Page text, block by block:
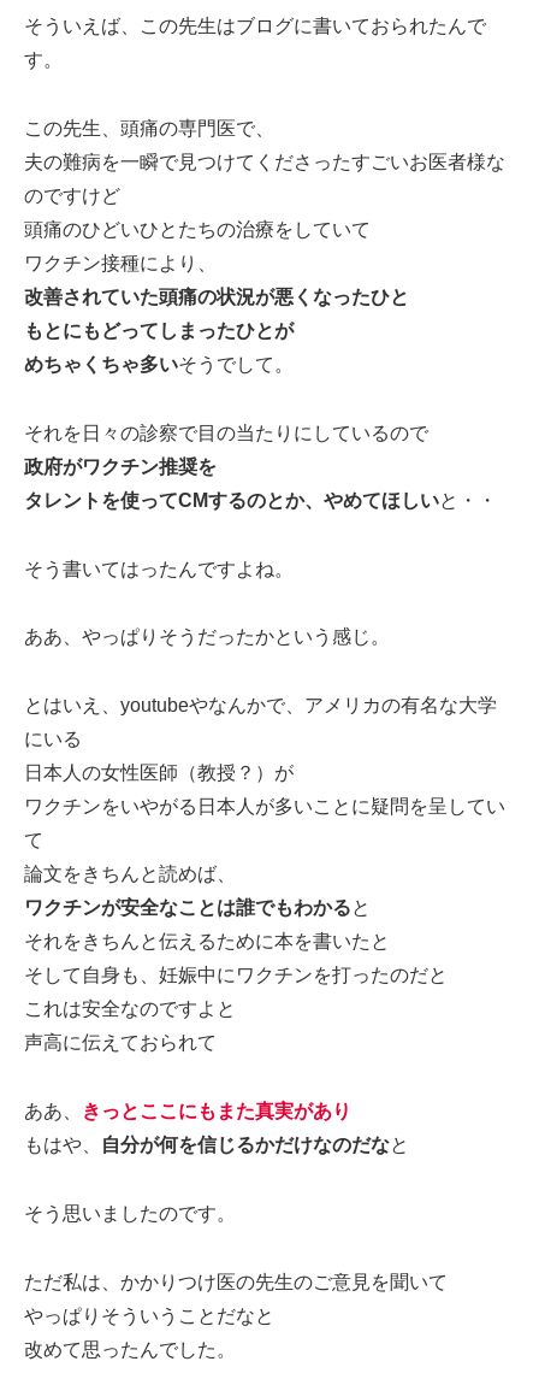
そういえば、この先生はブログに書いておられたんで
す。
この先生、頭痛の専門医で、
夫の難病を一瞬で見つけてくださったすごいお医者様な
のですけど
頭痛のひどいひとたちの治療をしていて
ワクチン接種により、
改善されていた頭痛の状況が悪くなったひと
もとにもどってしまったひとが
めちゃくちゃ多いそうでして。
それを日々の診察で目の当たりにしているので
政府がワクチン推奨を
タレントを使ってCMするのとか、やめてほしいと・・
そう書いてはったんですよね。
ああ、やっぱりそうだったかという感じ。
とはいえ、youtubeやなんかで、アメリカの有名な大学
にいる
日本人の女性医師（教授？）が
ワクチンをいやがる日本人が多いことに疑問を呈してい
て
論文をきちんと読めば、
ワクチンが安全なことは誰でもわかると
それをきちんと伝えるために本を書いたと
そして自身も、妊娠中にワクチンを打ったのだと
これは安全なのですよと
声高に伝えておられて
ああ、
きっとここにもまた真実があり
もはや、
自分が何を信じるかだけなのだなと
そう思いましたのです。
ただ私は、かかりつけ医の先生のご意見を聞いて
やっぱりそういうことだなと
改めて思ったんでした。